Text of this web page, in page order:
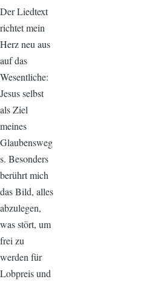
Der Liedtext
richtet mein
Herz neu aus
auf das
Wesentliche:
Jesus selbst
als Ziel
meines
Glaubensweg
s. Besonders
berührt mich
das Bild, alles
abzulegen,
was stört, um
frei zu
werden für
Lobpreis und